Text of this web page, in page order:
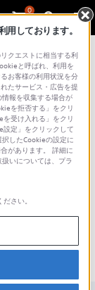
0
ンズフィルター
用しております。
クエストに相当する利
と呼ばれ、利用を
お客様の利用状況を分
たサービス・広告を提
報を収集する場合が
を拒否する」をクリ
受け入れる」をクリ
定」をクリックして
したCookieの設定に
があります。 詳細に
いについては、プラ
さい。